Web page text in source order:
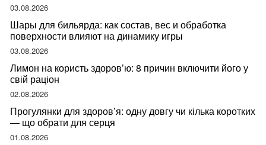
03.08.2026
Шары для бильярда: как состав, вес и обработка
поверхности влияют на динамику игры
03.08.2026
Лимон на користь здоров’ю: 8 причин включити його у
свій раціон
02.08.2026
Прогулянки для здоров’я: одну довгу чи кілька коротких
— що обрати для серця
01.08.2026